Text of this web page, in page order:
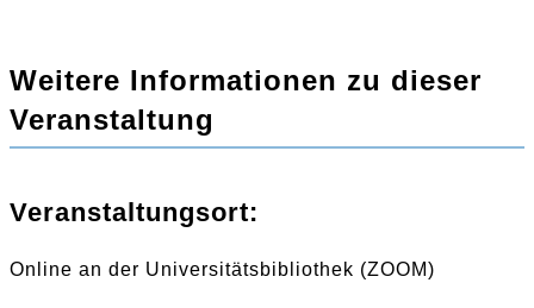
Weitere Informationen zu dieser
Veranstaltung
Veranstaltungsort:
Online an der Universitätsbibliothek (ZOOM)